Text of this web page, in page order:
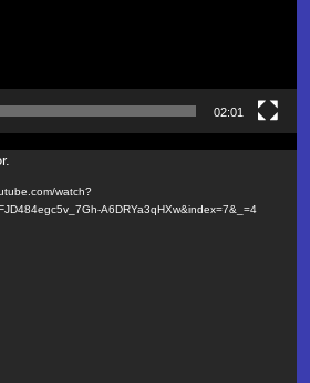
02:01
watch?
A6DRYa3qHXw&index=7&_=4